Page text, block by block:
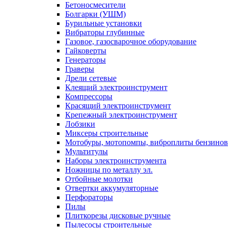
Бетоносмесители
Болгарки (УШМ)
Бурильные установки
Вибраторы глубинные
Газовое, газосварочное оборудование
Гайковерты
Генераторы
Граверы
Дрели сетевые
Клеящий электроинструмент
Компрессоры
Красящий электроинструмент
Крепежный электроинструмент
Лобзики
Миксеры строительные
Мотобуры, мотопомпы, виброплиты
Мультитулы
Наборы электроинструмента
Ножницы по металлу эл.
Отбойные молотки
Отвертки аккумуляторные
Перфораторы
Пилы
Плиткорезы дисковые ручные
Пылесосы строительные